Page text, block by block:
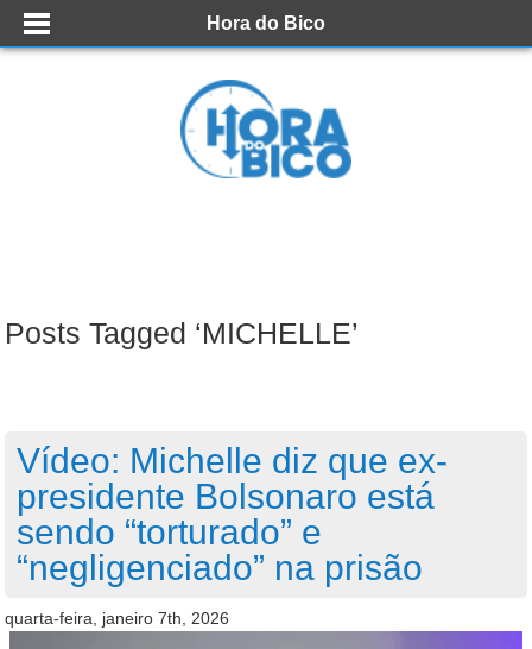
Hora do Bico
Posts Tagged ‘MICHELLE’
Vídeo: Michelle diz que ex-
presidente Bolsonaro está
sendo “torturado” e
“negligenciado” na prisão
quarta-feira, janeiro 7th, 2026